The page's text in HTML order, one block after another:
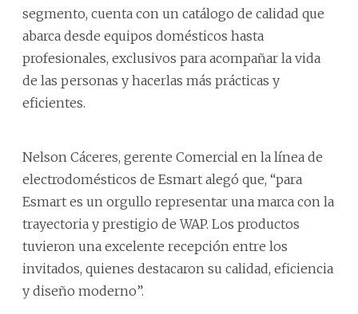
segmento, cuenta con un catálogo de calidad que
abarca desde equipos domésticos hasta
profesionales, exclusivos para acompañar la vida
de las personas y hacerlas más prácticas y
eficientes.
Nelson Cáceres, gerente Comercial en la línea de
electrodomésticos de Esmart alegó que, “para
Esmart es un orgullo representar una marca con la
trayectoria y prestigio de WAP. Los productos
tuvieron una excelente recepción entre los
invitados, quienes destacaron su calidad, eficiencia
y diseño moderno”.